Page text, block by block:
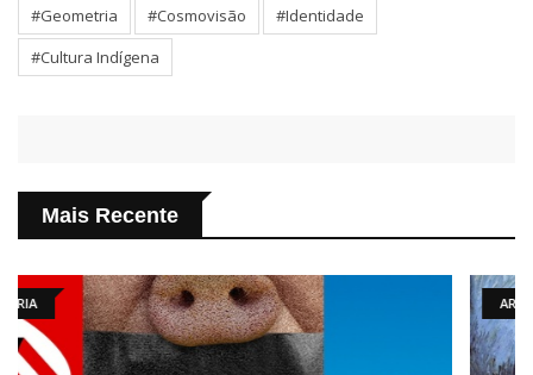
#Geometria
#Cosmovisão
#Identidade
#Cultura Indígena
Mais Recente
ARTIGO